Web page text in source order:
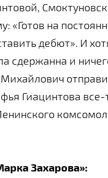
«Готов на
дебют». И
сдержанна и
Гиацинтова
Захарова»: